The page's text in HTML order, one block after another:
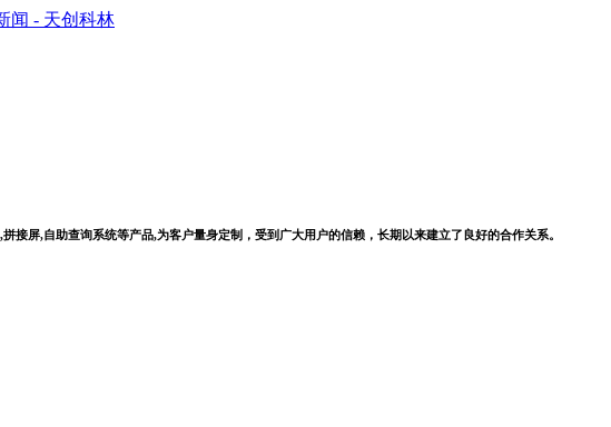
接屏,自助查询系统等产品,为客户量身定制，受到广大用户的信赖，长期以来建立了良好的合作关系。